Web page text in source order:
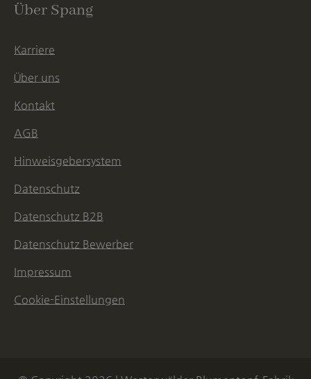
Über Spang
Karriere
Über uns
Kontakt
AGB
Hinweisgebersystem
Datenschutz
Datenschutz B2B
Datenschutz Bewerber
Impressum
Cookie-Einstellungen